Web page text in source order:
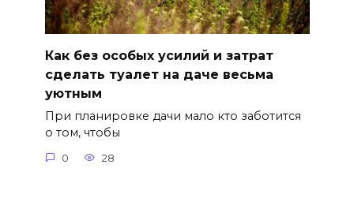
Как без особых усилий и затрат
сделать туалет на даче весьма
уютным
При планировке дачи мало кто заботится
о том, чтобы
0 28